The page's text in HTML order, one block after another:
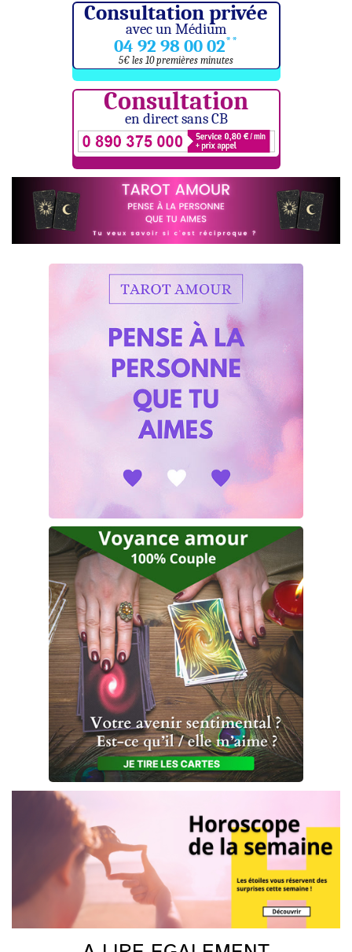
Consultation privée
avec un Médium
04 92 98 00 02**
5€ les 10 premières minutes
Consultation
en direct sans CB